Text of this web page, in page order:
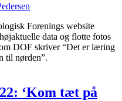
Forenings website
data og flotte fotos
DOF skriver “Det er læring
til nørden”.
‘Kom tæt på